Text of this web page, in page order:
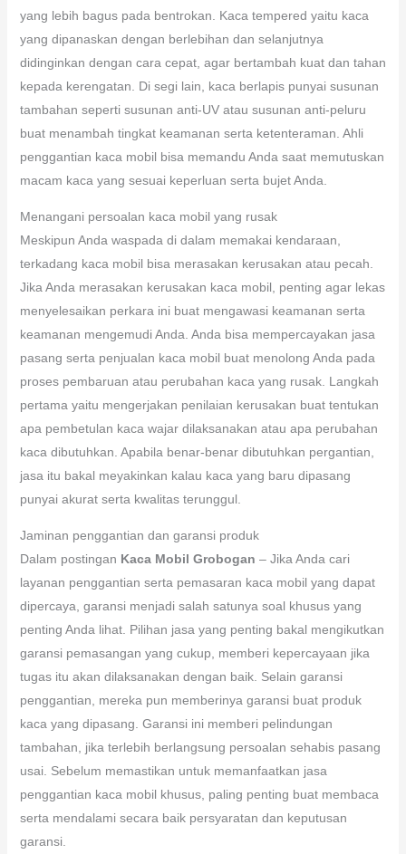
yang lebih bagus pada bentrokan. Kaca tempered yaitu kaca
yang dipanaskan dengan berlebihan dan selanjutnya
didinginkan dengan cara cepat, agar bertambah kuat dan tahan
kepada kerengatan. Di segi lain, kaca berlapis punyai susunan
tambahan seperti susunan anti-UV atau susunan anti-peluru
buat menambah tingkat keamanan serta ketenteraman. Ahli
penggantian kaca mobil bisa memandu Anda saat memutuskan
macam kaca yang sesuai keperluan serta bujet Anda.
Menangani persoalan kaca mobil yang rusak
Meskipun Anda waspada di dalam memakai kendaraan,
terkadang kaca mobil bisa merasakan kerusakan atau pecah.
Jika Anda merasakan kerusakan kaca mobil, penting agar lekas
menyelesaikan perkara ini buat mengawasi keamanan serta
keamanan mengemudi Anda. Anda bisa mempercayakan jasa
pasang serta penjualan kaca mobil buat menolong Anda pada
proses pembaruan atau perubahan kaca yang rusak. Langkah
pertama yaitu mengerjakan penilaian kerusakan buat tentukan
apa pembetulan kaca wajar dilaksanakan atau apa perubahan
kaca dibutuhkan. Apabila benar-benar dibutuhkan pergantian,
jasa itu bakal meyakinkan kalau kaca yang baru dipasang
punyai akurat serta kwalitas terunggul.
Jaminan penggantian dan garansi produk
Dalam postingan Kaca Mobil Grobogan – Jika Anda cari
layanan penggantian serta pemasaran kaca mobil yang dapat
dipercaya, garansi menjadi salah satunya soal khusus yang
penting Anda lihat. Pilihan jasa yang penting bakal mengikutkan
garansi pemasangan yang cukup, memberi kepercayaan jika
tugas itu akan dilaksanakan dengan baik. Selain garansi
penggantian, mereka pun memberinya garansi buat produk
kaca yang dipasang. Garansi ini memberi pelindungan
tambahan, jika terlebih berlangsung persoalan sehabis pasang
usai. Sebelum memastikan untuk memanfaatkan jasa
penggantian kaca mobil khusus, paling penting buat membaca
serta mendalami secara baik persyaratan dan keputusan
garansi.